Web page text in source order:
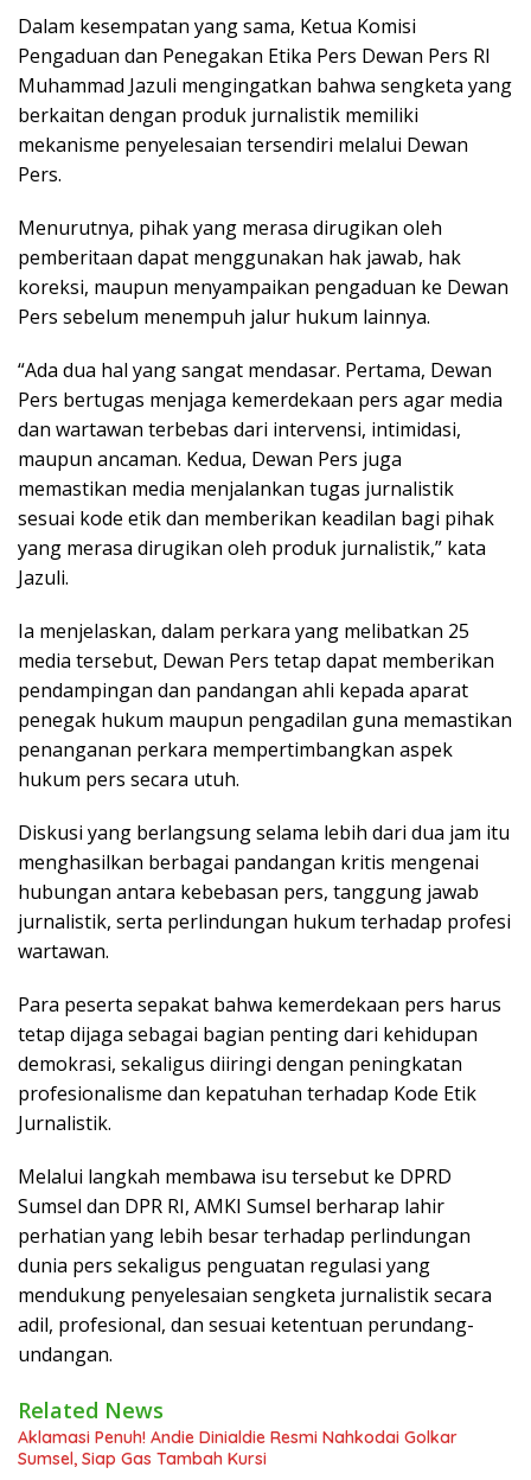
Dalam kesempatan yang sama, Ketua Komisi
Pengaduan dan Penegakan Etika Pers Dewan Pers RI
Muhammad Jazuli mengingatkan bahwa sengketa yang
berkaitan dengan produk jurnalistik memiliki
mekanisme penyelesaian tersendiri melalui Dewan
Pers.
Menurutnya, pihak yang merasa dirugikan oleh
pemberitaan dapat menggunakan hak jawab, hak
koreksi, maupun menyampaikan pengaduan ke Dewan
Pers sebelum menempuh jalur hukum lainnya.
“Ada dua hal yang sangat mendasar. Pertama, Dewan
Pers bertugas menjaga kemerdekaan pers agar media
dan wartawan terbebas dari intervensi, intimidasi,
maupun ancaman. Kedua, Dewan Pers juga
memastikan media menjalankan tugas jurnalistik
sesuai kode etik dan memberikan keadilan bagi pihak
yang merasa dirugikan oleh produk jurnalistik,” kata
Jazuli.
Ia menjelaskan, dalam perkara yang melibatkan 25
media tersebut, Dewan Pers tetap dapat memberikan
pendampingan dan pandangan ahli kepada aparat
penegak hukum maupun pengadilan guna memastikan
penanganan perkara mempertimbangkan aspek
hukum pers secara utuh.
Diskusi yang berlangsung selama lebih dari dua jam itu
menghasilkan berbagai pandangan kritis mengenai
hubungan antara kebebasan pers, tanggung jawab
jurnalistik, serta perlindungan hukum terhadap profesi
wartawan.
Para peserta sepakat bahwa kemerdekaan pers harus
tetap dijaga sebagai bagian penting dari kehidupan
demokrasi, sekaligus diiringi dengan peningkatan
profesionalisme dan kepatuhan terhadap Kode Etik
Jurnalistik.
Melalui langkah membawa isu tersebut ke DPRD
Sumsel dan DPR RI, AMKI Sumsel berharap lahir
perhatian yang lebih besar terhadap perlindungan
dunia pers sekaligus penguatan regulasi yang
mendukung penyelesaian sengketa jurnalistik secara
adil, profesional, dan sesuai ketentuan perundang-
undangan.
Related News
Aklamasi Penuh! Andie Dinialdie Resmi Nahkodai Golkar
Sumsel, Siap Gas Tambah Kursi